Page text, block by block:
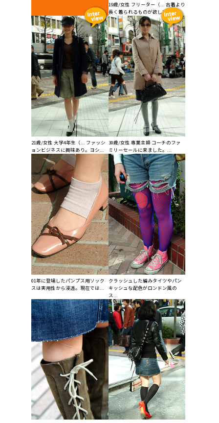
19歳/女性 フリーター（... 古着より
長く着られるものが欲しい。健...
21歳/女性 大学4年生（... ファッシ
ョンビジネスに興味あり。ヨシ...
30歳/女性 専業主婦 コーチのファ
ミリーセールに来ました。...
01年に登場したパンプス用ソック
スは実用性から浸透。現在では...
クラッシュした編みタイツやパン
キッシュな配色がロンドン風の
ス...